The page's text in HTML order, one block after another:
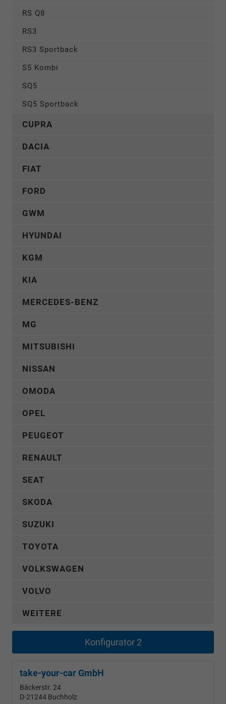
RS Q8
RS3
RS3 Sportback
S5 Kombi
SQ5
SQ5 Sportback
CUPRA
DACIA
FIAT
FORD
GWM
HYUNDAI
KGM
KIA
MERCEDES-BENZ
MG
MITSUBISHI
NISSAN
OMODA
OPEL
PEUGEOT
RENAULT
SEAT
SKODA
SUZUKI
TOYOTA
VOLKSWAGEN
VOLVO
WEITERE
Konfigurator 2
take-your-car GmbH
Bäckerstr. 24
D-21244 Buchholz